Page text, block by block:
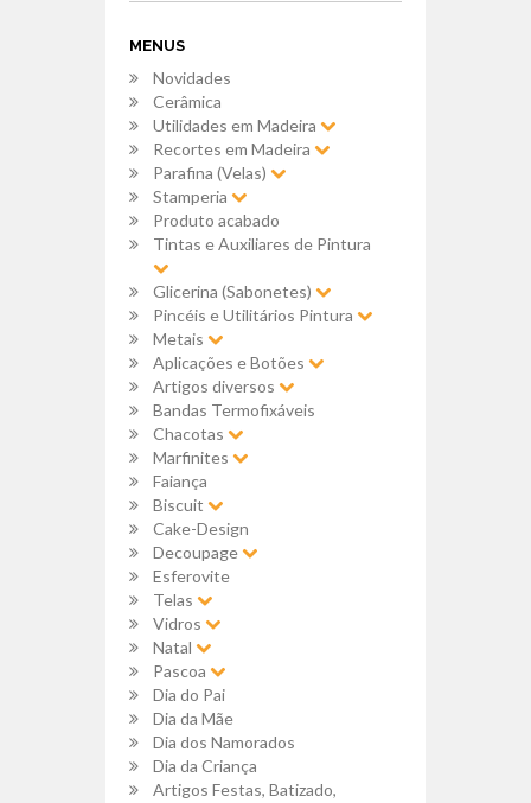
MENUS
Novidades
Cerâmica
Utilidades em Madeira
Recortes em Madeira
Parafina (Velas)
Stamperia
Produto acabado
Tintas e Auxiliares de Pintura
Glicerina (Sabonetes)
Pincéis e Utilitários Pintura
Metais
Aplicações e Botões
Artigos diversos
Bandas Termofixáveis
Chacotas
Marfinites
Faiança
Biscuit
Cake-Design
Decoupage
Esferovite
Telas
Vidros
Natal
Pascoa
Dia do Pai
Dia da Mãe
Dia dos Namorados
Dia da Criança
Artigos Festas, Batizado,